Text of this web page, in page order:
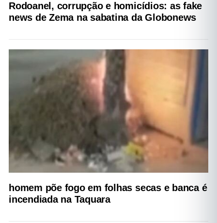
Rodoanel, corrupção e homicídios: as fake
news de Zema na sabatina da Globonews
homem põe fogo em folhas secas e banca é
incendiada na Taquara